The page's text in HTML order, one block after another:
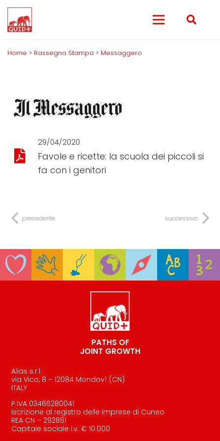
Home > Rassegna Stampa > Messaggero
29/04/2020
Favole e ricette: la scuola dei piccoli si
fa con i genitori
precedente successivo
PATHS OF
JOINT GROWTH
Alias s.r.l.
via Vico, 8 – 12084 Mondovì (CN)
ITALY
P.IVA 03466280041
Iscrizione al registro delle imprese di Cuneo
REA CN – 292861
Capitale sociale i.v. € 10.000